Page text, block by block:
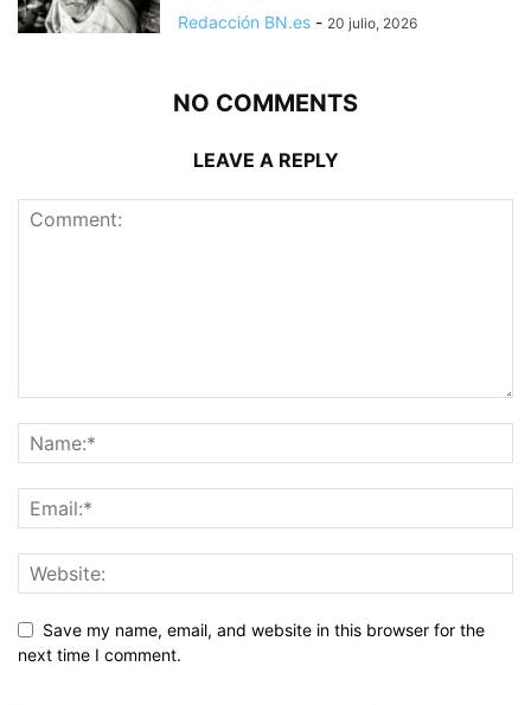
Redacción BN.es - 20 julio, 2026
NO COMMENTS
LEAVE A REPLY
Save my name, email, and website in this browser for the
next time I comment.